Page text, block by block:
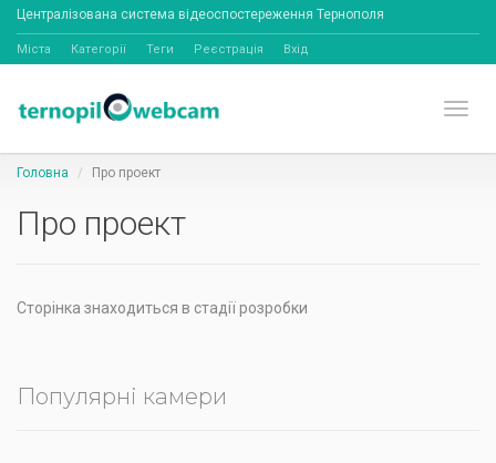
Централізована система відеоспостереження Тернополя
Міста Категорії Теги Реєстрація Вхід
Головна Про проект
Про проект
Сторінка знаходиться в стадії розробки
Популярні камери